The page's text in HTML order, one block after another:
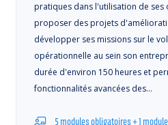
pratiques dans l'utilisation de ses
proposer des projets
développer ses missions sur le
opérationnelle au sein son
durée d'environ 150 heures et
fonctionnalités avancées des…
5 modules obligatoires + 1